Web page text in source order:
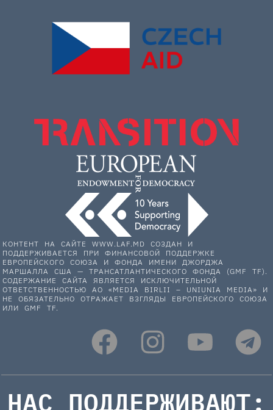
КОНТЕНТ НА САЙТЕ WWW.LAF.MD СОЗДАН И
ПОДДЕРЖИВАЕТСЯ ПРИ ФИНАНСОВОЙ ПОДДЕРЖКЕ
ЕВРОПЕЙСКОГО СОЮЗА И ФОНДА ИМЕНИ ДЖОРДЖА
МАРШАЛЛА США — ТРАНСАТЛАНТИЧЕСКОГО ФОНДА (GMF TF).
СОДЕРЖАНИЕ САЙТА ЯВЛЯЕТСЯ ИСКЛЮЧИТЕЛЬНОЙ
ОТВЕТСТВЕННОСТЬЮ АО «MEDIA BIRLII – UNIUNIA MEDIA» И
НЕ ОБЯЗАТЕЛЬНО ОТРАЖАЕТ ВЗГЛЯДЫ ЕВРОПЕЙСКОГО СОЮЗА
ИЛИ GMF TF.
НАС ПОДДЕРЖИВАЮТ: